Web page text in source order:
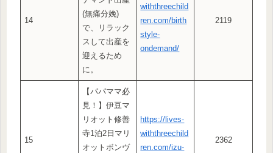
14
(無痛分娩)
で、リラック
スして出産を
迎えるため
に。
withthreechild
ren.com/birth
style-
ondemand/
2119
15
【パパママ必
見！】伊豆マ
リオット修善
寺1泊2日マリ
オットボンヴ
https://lives-
withthreechild
ren.com/izu-
2362